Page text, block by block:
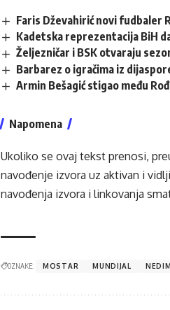
Faris Dževahirić novi fudbaler
Kadetska reprezentacija BiH
Željezničar i BSK otvaraju
Barbarez o igračima iz
Armin Bešagić stigao među
Napomena
Ukoliko se ovaj tekst prenosi,
navođenje izvora uz aktivan i
navođenja izvora i linkovanja
OZNAKE: MOSTAR MUNDIJAL